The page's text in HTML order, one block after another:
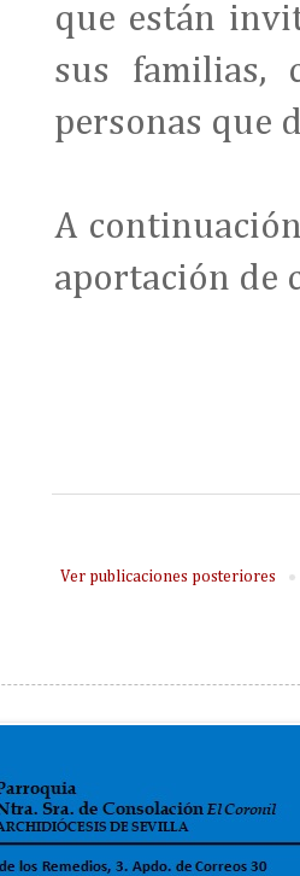
que están
sus familias,
personas que
A
aportación de
Ver publicaciones posteriores